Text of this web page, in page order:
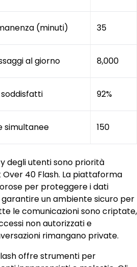
(minuti) 35
al giorno 8,000
92%
simultanee 150
degli utenti sono priorità
40 Flash. La piattaforma
per proteggere i dati
un ambiente sicuro per
le comunicazioni sono criptate,
non autorizzati e
rimangano private.
offre strumenti per